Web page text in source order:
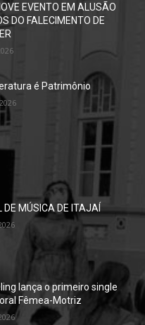
EVENTO EM ALUSÃO
DO FALECIMENTO DE
é Patrimônio
DE MÚSICA DE ITAJAÍ
lança o primeiro single
Fêmea-Motriz